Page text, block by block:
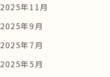
2025年11月
2025年9月
2025年7月
2025年5月